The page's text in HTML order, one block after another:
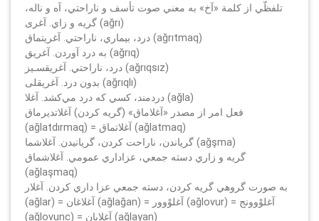
تلفظّي از كلمة «آخ» به معني صوت تأسف و ناراحتي، آه و ناله،
گريه و زاي. آغری (ağrı)
درد، بيماري، ناراحتي. آغريتماق (ağrıtmaq)
به درد آوردن. آغريق (ağrıq)
درد، ناراحتي. آغريقسـيز (ağrıqsız)
بدون درد. آغريقلى (ağrıqlı)
دردمند، كسي كه درد مي‌كشد. آغلا (ağla)
فعل امر از مصدر «آغلاماق» (گريه كردن) آغلاتديرماق
(ağlatdırmaq) = آغلاتماق (ağlatmaq)
گرياندن، ناراحت كردن، گريانيدن. آغلاشما (ağşma)
گريه و زاري دسته جمعي، عزاداري عمومي. آغلاشماق
(ağlaşmaq)
به صورت گروهي گريه كردن، دسته جمعي عزا داري كردن. آغلار
(ağlar) = آغلاغان (ağlağan) = آغلوْوور (ağlovur) = آغلوْوونج
(ağlovunc) = آغلايان (ağlayan)